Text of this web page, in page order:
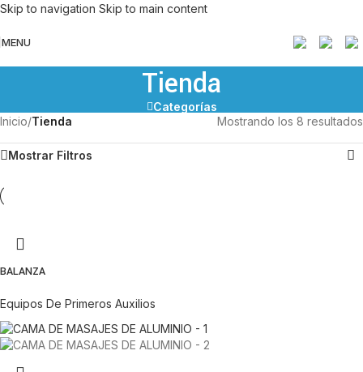
Skip to navigation Skip to main content
MENU
Tienda
Categorías
Inicio/Tienda Mostrando los 8 resultados
Mostrar Filtros
BALANZA
Equipos De Primeros Auxilios